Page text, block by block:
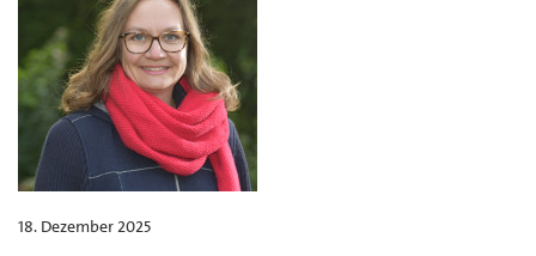
18. Dezember 2025